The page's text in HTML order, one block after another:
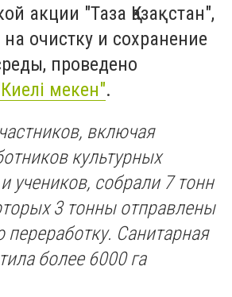
акции "Таза Қазақстан",
очистку и сохранение
проведено
мекен".
включая
культурных
учеников, собрали 7 тонн
3 тонны отправлены
переработку. Санитарная
более 6000 га